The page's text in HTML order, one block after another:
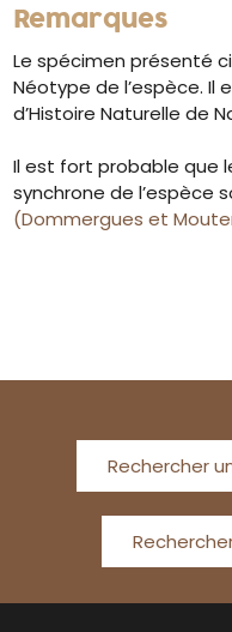
Remarques
Le spécimen présenté
Néotype de l’espèce. Il
d’Histoire Naturelle de
Il est fort probable que
synchrone de l’espèce
(Dommergues et
Rechercher